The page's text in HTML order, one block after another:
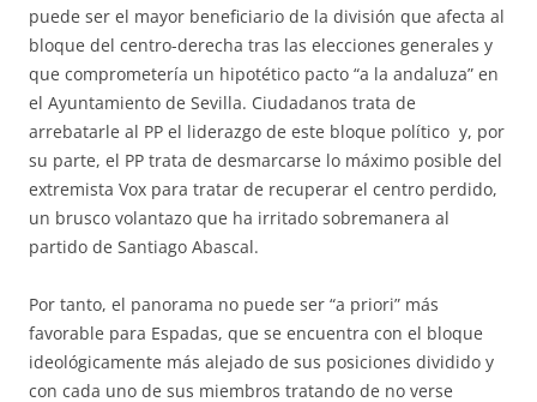
puede ser el mayor beneficiario de la división que afecta al
bloque del centro-derecha tras las elecciones generales y
que comprometería un hipotético pacto “a la andaluza” en
el Ayuntamiento de Sevilla. Ciudadanos trata de
arrebatarle al PP el liderazgo de este bloque político y, por
su parte, el PP trata de desmarcarse lo máximo posible del
extremista Vox para tratar de recuperar el centro perdido,
un brusco volantazo que ha irritado sobremanera al
partido de Santiago Abascal.
Por tanto, el panorama no puede ser “a priori” más
favorable para Espadas, que se encuentra con el bloque
ideológicamente más alejado de sus posiciones dividido y
con cada uno de sus miembros tratando de no verse